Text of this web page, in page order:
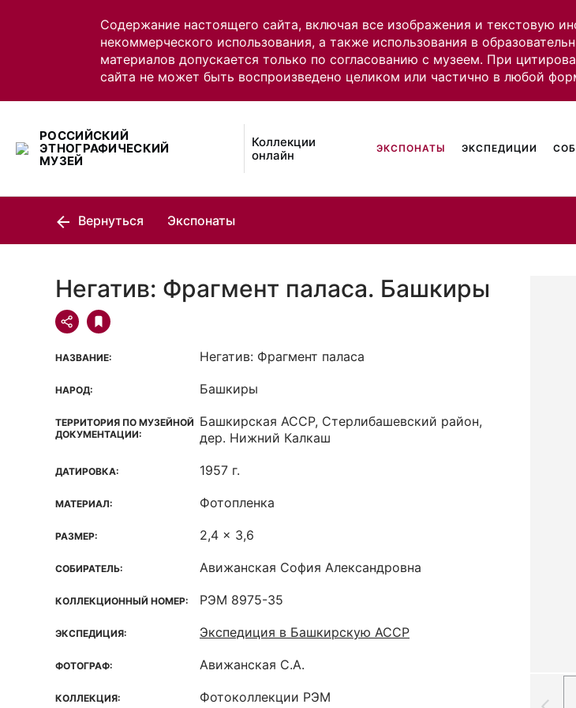
Содержание настоящего сайта, включая все изображения и текстовую
некоммерческого использования, а также использования в
материалов допускается только по согласованию с музеем. При
сайта не может быть воспроизведено целиком или частично в любой
РОССИЙСКИЙ
ЭТНОГРАФИЧЕСКИЙ
МУЗЕЙ
Коллекции
онлайн
ЭКСПОНАТЫ ЭКСПЕДИЦИИ
Вернуться Экспонаты
Негатив: Фрагмент паласа. Башкиры
НАЗВАНИЕ: Негатив: Фрагмент паласа
НАРОД: Башкиры
ТЕРРИТОРИЯ ПО МУЗЕЙНОЙ
ДОКУМЕНТАЦИИ:
Башкирская ACCP, Стерлибашевский район,
дер. Нижний Калкаш
ДАТИРОВКА: 1957 г.
МАТЕРИАЛ: Фотопленка
РАЗМЕР: 2,4 x 3,6
СОБИРАТЕЛЬ: Авижанская София Александровна
КОЛЛЕКЦИОННЫЙ НОМЕР: РЭМ 8975-35
ЭКСПЕДИЦИЯ: Экспедиция в Башкирскую АССР
ФОТОГРАФ: Авижанская С.А.
КОЛЛЕКЦИЯ: Фотоколлекции РЭМ